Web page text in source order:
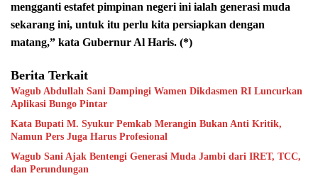
mengganti estafet pimpinan negeri ini ialah generasi muda
sekarang ini, untuk itu perlu kita persiapkan dengan
matang,” kata Gubernur Al Haris. (*)
Berita Terkait
Wagub Abdullah Sani Dampingi Wamen Dikdasmen RI Luncurkan
Aplikasi Bungo Pintar
Kata Bupati M. Syukur Pemkab Merangin Bukan Anti Kritik,
Namun Pers Juga Harus Profesional
Wagub Sani Ajak Bentengi Generasi Muda Jambi dari IRET, TCC,
dan Perundungan